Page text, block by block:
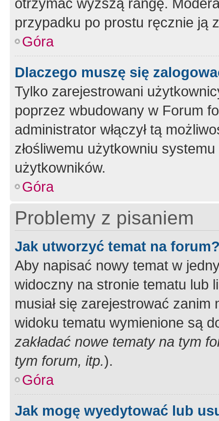
przypadku po prostu ręcznie ją
Góra
Dlaczego muszę się
Tylko zarejestrowani
poprzez wbudowany w Forum
administrator włączył tą
złośliwemu użytkowniu
użytkowników.
Góra
Problemy z pisaniem
Jak utworzyć temat na
Aby napisać nowy temat w
widoczny na stronie tematu lub
musiał się zarejestrować
widoku tematu wymienione są
zakładać nowe tematy na tym
tym forum, itp.).
Góra
Jak mogę wyedytować lub